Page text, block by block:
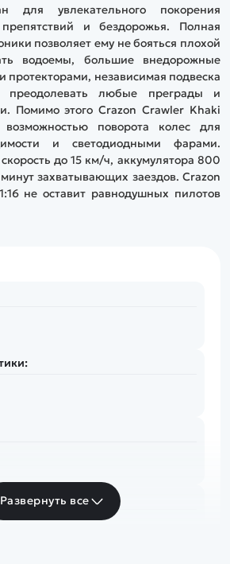
для увлекательного покорения
и бездорожья. Полная
позволяет ему не бояться плохой
водоемы, большие внедорожные
протекторами, независимая подвеска
преодолевать любые преграды и
Помимо этого Crazon Crawler Khaki
поворота колес для
и светодиодными фарами.
до 15 км/ч, аккумулятора 800
захватывающих заездов. Crazon
не оставит равнодушных пилотов
Развернуть все